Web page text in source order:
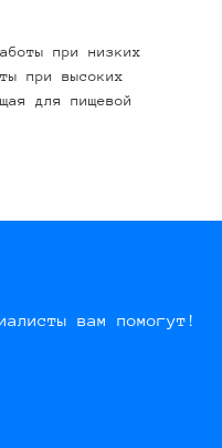
при низких
при высоких
для пищевой
вам помогут!